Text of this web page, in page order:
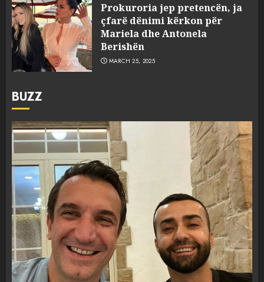
Prokuroria jep pretencën, ja
çfarë dënimi kërkon për
Mariela dhe Antonela
Berishën
MARCH 25, 2025
BUZZ